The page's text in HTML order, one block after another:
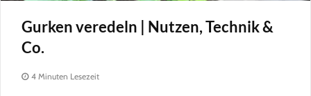
Gurken veredeln | Nutzen, Technik &
Co.
4 Minuten Lesezeit